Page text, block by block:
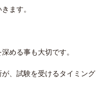
ます。
める事も大切です。
、試験を受けるタイミング